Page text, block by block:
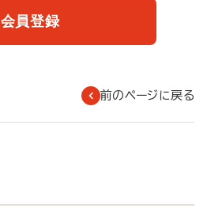
会員登録
前のページに戻る